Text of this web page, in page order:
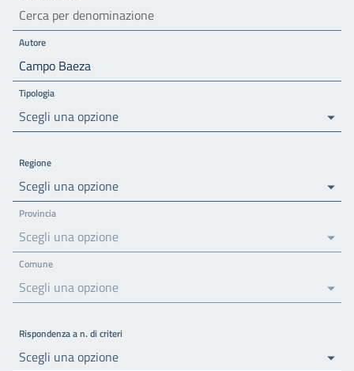
Autore
Tipologia
Scegli una opzione
Regione
Scegli una opzione
Provincia
Scegli una opzione
Comune
Scegli una opzione
Rispondenza a n. di criteri
Scegli una opzione